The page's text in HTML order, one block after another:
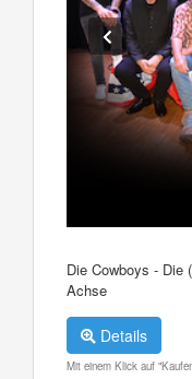
Die Cowboys - Die
Achse
Details
Mit einem Klick auf